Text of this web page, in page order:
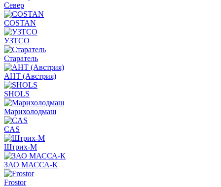
Север
COSTAN
УЗТСО
Старатель
АНТ (Австрия)
SHOLS
Марихолодмаш
CAS
Штрих-М
ЗАО МАССА-К
Frostor